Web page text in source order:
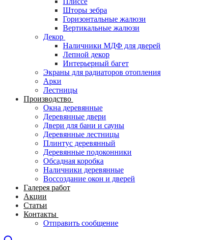
Шторы зебра
Горизонтальные жалюзи
Вертикальные жалюзи
Декор
Наличники МДФ для дверей
Лепной декор
Интерьерный багет
Экраны для радиаторов отопления
Арки
Лестницы
Производство
Окна деревянные
Деревянные двери
Двери для бани и сауны
Деревянные лестницы
Плинтус деревянный
Деревянные подоконники
Обсадная коробка
Наличники деревянные
Воссоздание окон и дверей
Галерея работ
Акции
Статьи
Контакты
Отправить сообщение